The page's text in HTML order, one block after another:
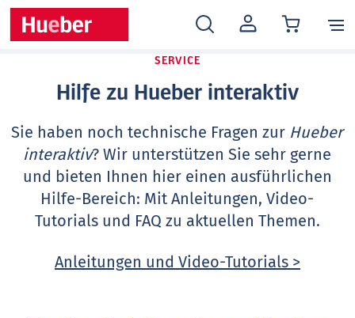
MEIN
KONTO
SERVICE
Hilfe zu Hueber interaktiv
Sie haben noch technische Fragen zur Hueber
interaktiv? Wir unterstützen Sie sehr gerne
und bieten Ihnen hier einen ausführlichen
Hilfe-Bereich: Mit Anleitungen, Video-
Tutorials und FAQ zu aktuellen Themen.
Anleitungen und Video-Tutorials >